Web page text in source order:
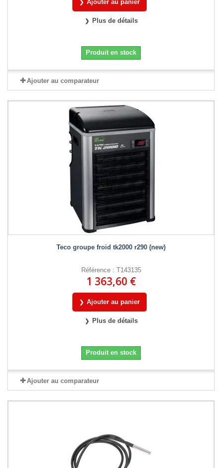
Ajouter au panier
Plus de détails
Produit en stock
Ajouter au comparateur
Teco groupe froid tk2000 r290 (new)
Référence : T143135
1 363,60 €
Ajouter au panier
Plus de détails
Produit en stock
Ajouter au comparateur